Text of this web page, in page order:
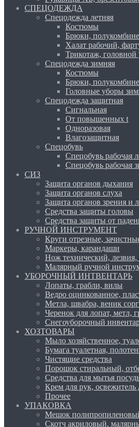
СПЕЦОДЕЖДА
Спецодежда летняя
Костюмы
Брюки,
Халат рабочий,
Трикотаж, головной
Спецодежда зимняя
Костюмы
Брюки,
Головные уборы
Спецодежда защитная
Сигнальная
От повышенных t
Одноразовая
Влагозащитная
Спецобувь
Спецобувь рабочая
Спецобувь рабочая
СИЗ
Защита органов дыхания
Защита органов слуха
Защита органов зрения и
Средства защиты головы
Средства защиты от
РУЧНОЙ ИНСТРУМЕНТ
Круги отрезные,
Маркеры, карандаши
Нож технический, лезвия,
Малярный ручной
УБОРОЧНЫЙ ИНТВЕНТАРЬ
Лопаты, грабли, вилы
Ведро оцинкованное,
Метла, швабра, веник
Черенок для лопат, метл,
Снегоуборочный
ХОЗТОВАРЫ
Мыло хозяйственное,
Бумага туалетная,
Чистящие средства
Порошок стиральный,
Средства для мытья
Крем для рук, освежитель
Прочее
УПАКОВКА
Мешок
Скотч акриловый,